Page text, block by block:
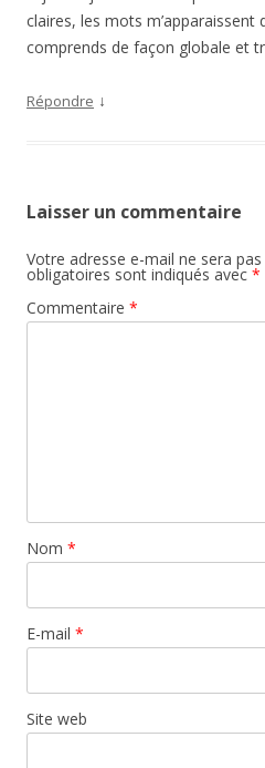
claires, les mots
comprends de façon globale et
Répondre ↓
Laisser un commentaire
Votre adresse e-mail ne sera pas
obligatoires sont indiqués avec *
Commentaire *
Nom *
E-mail *
Site web